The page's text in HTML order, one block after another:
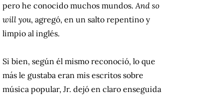
pero he conocido muchos mundos.And so
will you, agregó, en un salto repentino y
limpio al inglés.
Si bien, según él mismo reconoció, lo que
más le gustaba eran mis escritos sobre
música popular, Jr. dejó en claro enseguida